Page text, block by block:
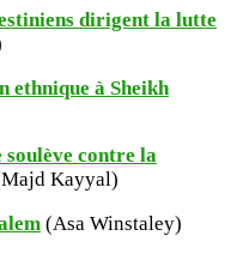
dirigent la lutte
ethnique à Sheikh
soulève contre la
Kayyal)
(Asa Winstaley)